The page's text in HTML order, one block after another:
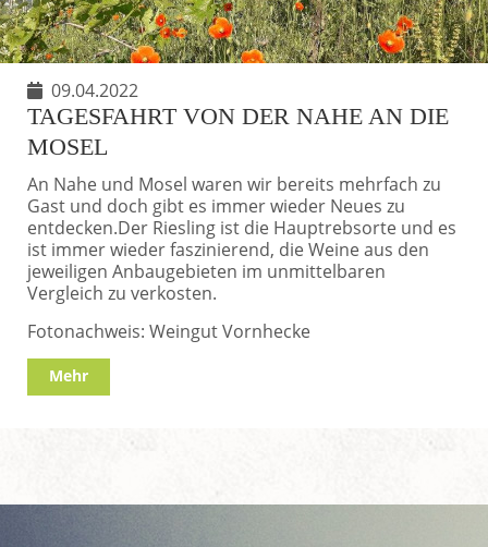
09.04.2022
TAGESFAHRT VON DER NAHE AN DIE
MOSEL
An Nahe und Mosel waren wir bereits mehrfach zu
Gast und doch gibt es immer wieder Neues zu
entdecken.Der Riesling ist die Hauptrebsorte und es
ist immer wieder faszinierend, die Weine aus den
jeweiligen Anbaugebieten im unmittelbaren
Vergleich zu verkosten.
Fotonachweis: Weingut Vornhecke
Mehr